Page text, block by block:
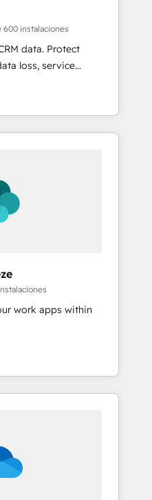
600 instalaciones
data. Protect
loss, service
work apps within